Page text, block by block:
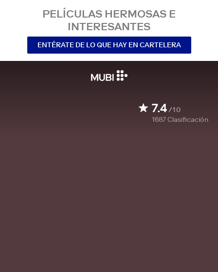
PELÍCULAS HERMOSAS E
INTERESANTES
ENTÉRATE DE LO QUE HAY EN CARTELERA
7.4/10
1687Clasificación